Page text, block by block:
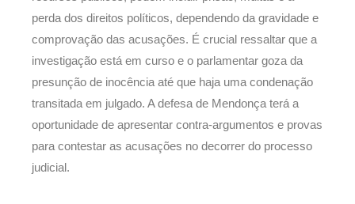
perda dos direitos políticos, dependendo da gravidade e
comprovação das acusações. É crucial ressaltar que a
investigação está em curso e o parlamentar goza da
presunção de inocência até que haja uma condenação
transitada em julgado. A defesa de Mendonça terá a
oportunidade de apresentar contra-argumentos e provas
para contestar as acusações no decorrer do processo
judicial.